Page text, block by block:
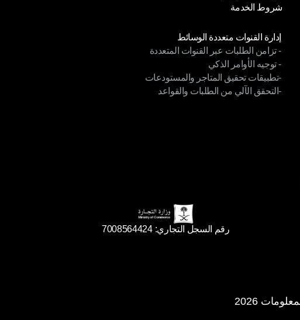
سياسة الخصوصية
شروط الخدمة
إدارة القنوات متعددة الوسائط
إدارة القنوات متعددة الوسائط
- تزامن الطلبات عبر القنوات المتعددة
- تزامن الطلبات عبر القنوات المتعددة
- توجيه الأوامر الذكي
- توجيه الأوامر الذكي
-تطبيقات تحقيق المتاجر والمستودعات
-تطبيقات تحقيق المتاجر والمستودعات
-التحقق الآلي من الطلبات والقواعد
رقم السجل التجاري: 7008564424
2026